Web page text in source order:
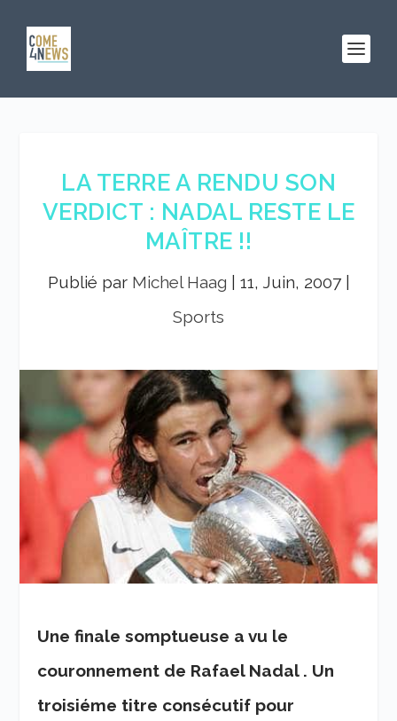
LA TERRE A RENDU SON
VERDICT : NADAL RESTE LE
MAÎTRE !!
Publié par Michel Haag 11, Juin, 2007|
Sports
Une finale somptueuse a vu le
couronnement de Rafael Nadal . Un
troisiéme titre consécutif pour